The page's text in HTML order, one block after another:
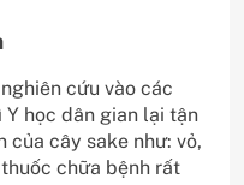
cứu vào các
học dân gian lại tận
cây sake như: vỏ,
chữa bệnh rất